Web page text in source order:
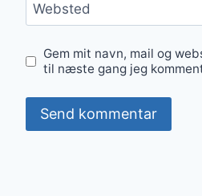
Websted
Gem mit navn, mail og
til næste gang jeg